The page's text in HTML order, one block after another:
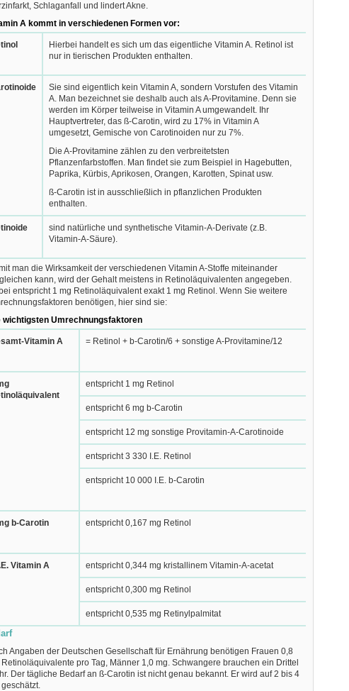
Schlaganfall und lindert Akne.
A kommt in verschiedenen Formen vor:
Hierbei handelt es sich um das eigentliche Vitamin A. Retinol ist
nur in tierischen Produkten enthalten.
Sie sind eigentlich kein Vitamin A, sondern Vorstufen des Vitamin
A. Man bezeichnet sie deshalb auch alsA-Provitamine. Denn sie
werden im Körper teilweise in Vitamin A umgewandelt. Ihr
Hauptvertreter, das ß-Carotin, wird zu 17% in Vitamin A
umgesetzt, Gemische von Carotinoiden nur zu 7%.
Die A-Provitamine zählen zu den verbreitetsten
Pflanzenfarbstoffen. Man findet sie zum Beispiel in Hagebutten,
Paprika, Kürbis, Aprikosen, Orangen, Karotten, Spinat usw.
ß-Carotin ist in ausschließlich in pflanzlichen Produkten
enthalten.
sind natürliche und synthetische Vitamin-A-Derivate (z.B.
Vitamin-A-Säure).
man die Wirksamkeit der verschiedenen Vitamin A-Stoffe miteinander
kann, wird der Gehalt meistens in Retinoläquivalenten angegeben.
entspricht 1 mg Retinoläquivalent exakt 1 mg Retinol. Wenn Sie weitere
benötigen, hier sind sie:
wichtigsten Umrechnungsfaktoren
Vitamin A = Retinol + b-Carotin/6 + sonstige A-Provitamine/12
entspricht 1 mg Retinol
entspricht 6 mg b-Carotin
entspricht 12 mg sonstige Provitamin-A-Carotinoide
entspricht 3 330 I.E. Retinol
entspricht 10 000 I.E. b-Carotin
b-Carotin entspricht 0,167 mg Retinol
Vitamin A entspricht 0,344 mg kristallinem Vitamin-A-acetat
entspricht 0,300 mg Retinol
entspricht 0,535 mg Retinylpalmitat
Angaben der Deutschen Gesellschaft für Ernährung benötigen Frauen 0,8
pro Tag, Männer 1,0 mg. Schwangere brauchen ein Drittel
Der tägliche Bedarf an ß-Carotin ist nicht genau bekannt. Er wird auf 2 bis 4